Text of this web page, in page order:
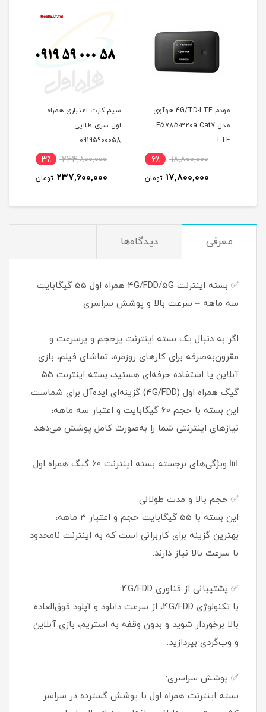
مودم 4G/TD-LTE هوآوی
مدل E5785-320a Cat7
LTE
18,800,000 6٪
17,800,000 تومان
سیم کارت اعتباری همراه
اول سری طلایی
09195900058
244,800,000 3٪
237,600,000 تومان
معرفی دیدگاه‌ها
✅ بسته اینترنت 4G/FDD/5G همراه اول 55 گیگابایت
سه ماهه – سرعت بالا و پوشش سراسری
اگر به دنبال یک بسته اینترنت پرحجم و پرسرعت و
مقرون‌به‌صرفه برای کارهای روزمره، تماشای فیلم، بازی
آنلاین یا استفاده حرفه‌ای هستید، بسته اینترنت 55
گیگ همراه اول (4G/FDD) گزینه‌ای ایده‌آل برای شماست.
این بسته با حجم 60 گیگابایت و اعتبار سه ماهه،
نیازهای اینترنتی شما را به‌صورت کامل پوشش می‌دهد.
📊 ویژگی‌های برجسته بسته اینترنت 60 گیگ همراه اول
✅ حجم بالا و مدت طولانی:
این بسته با 55 گیگابایت حجم و اعتبار 3 ماهه،
بهترین گزینه برای کاربرانی است که به اینترنت نامحدود
با سرعت بالا نیاز دارند.
✅ پشتیبانی از فناوری 4G/FDD:
با تکنولوژی 4G/FDD، از سرعت دانلود و آپلود فوق‌العاده
بالا برخوردار شوید و بدون وقفه به استریم، بازی آنلاین
و وب‌گردی بپردازید.
✅ پوشش سراسری:
بسته اینترنت همراه اول با پوشش گسترده در سراسر